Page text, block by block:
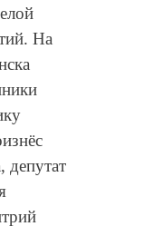
На
депутат